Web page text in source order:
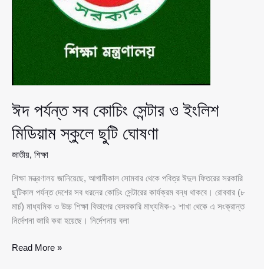
ঈদ পর্যন্ত সব কোচিং সেন্টার ও ইংলিশ
মিডিয়াম স্কুলে ছুটি ঘোষণা
জাতীয়, শিক্ষা
শিক্ষা মন্ত্রণালয় জানিয়েছে, আগামীকাল সোমবার থেকে পবিত্র ঈদুল ফিতরের সরকারি
ছুটিকাল পর্যন্ত দেশের সব ধরনের কোচিং সেন্টারের কার্যক্রম বন্ধ থাকবে। রোববার (৮
মার্চ) মাধ্যমিক ও উচ্চ শিক্ষা বিভাগের বেসরকারি মাধ্যমিক-১ শাখা থেকে এ সংক্রান্ত
নির্দেশনা জারি করা হয়েছে। নির্দেশনায় বলা
ঈদ
Read More »